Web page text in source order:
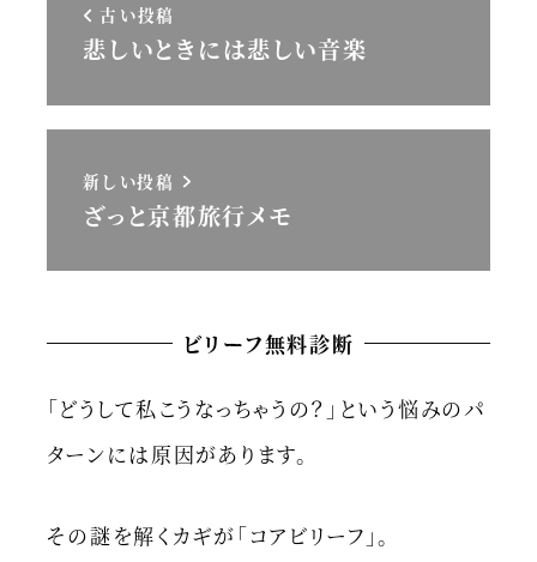
古い投稿
悲しいときには悲しい音楽
新しい投稿
ざっと京都旅行メモ
ビリーフ無料診断
「どうして私こうなっちゃうの？」という悩みのパ
ターンには原因があります。
その謎を解くカギが「コアビリーフ」。